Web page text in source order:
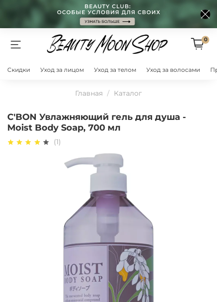
0
Скидки Уход за лицом Уход за телом Уход за волосами
Главная Каталог
C'BON Увлажняющий гель для душа -
Moist Body Soap, 700 мл
(1)